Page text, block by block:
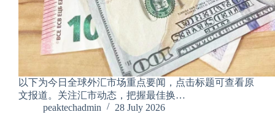
以下为今日全球外汇市场重点要闻，点击标题可查看原
文报道。关注汇市动态，把握最佳换…
peaktechadmin
28 July 2026